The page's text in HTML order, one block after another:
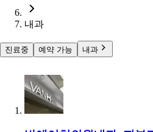
내과
진료중 예약 가능 내과